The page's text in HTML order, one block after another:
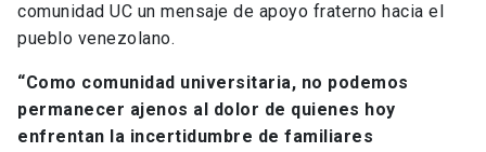
comunidad UC un mensaje de apoyo fraterno hacia el
pueblo venezolano.
“Como comunidad universitaria, no podemos
permanecer ajenos al dolor de quienes hoy
enfrentan la incertidumbre de familiares